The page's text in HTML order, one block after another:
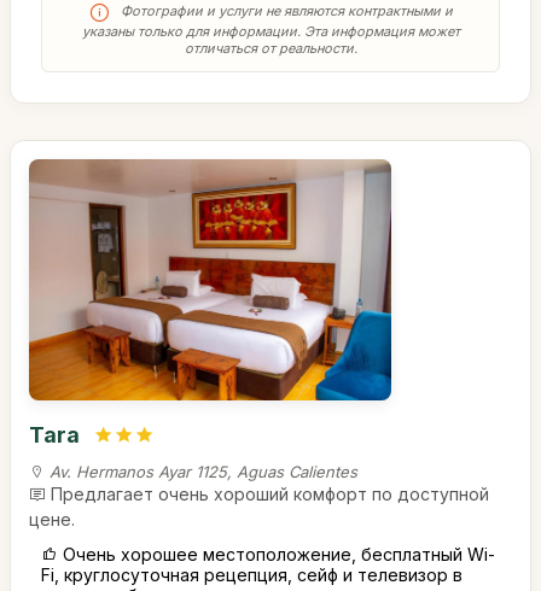
Фотографии и услуги не являются контрактными и
указаны только для информации. Эта информация может
отличаться от реальности.
Tara
Av. Hermanos Ayar 1125, Aguas Calientes
Предлагает очень хороший комфорт по доступной
цене.
Очень хорошее местоположение, бесплатный Wi-
Fi, круглосуточная рецепция, сейф и телевизор в